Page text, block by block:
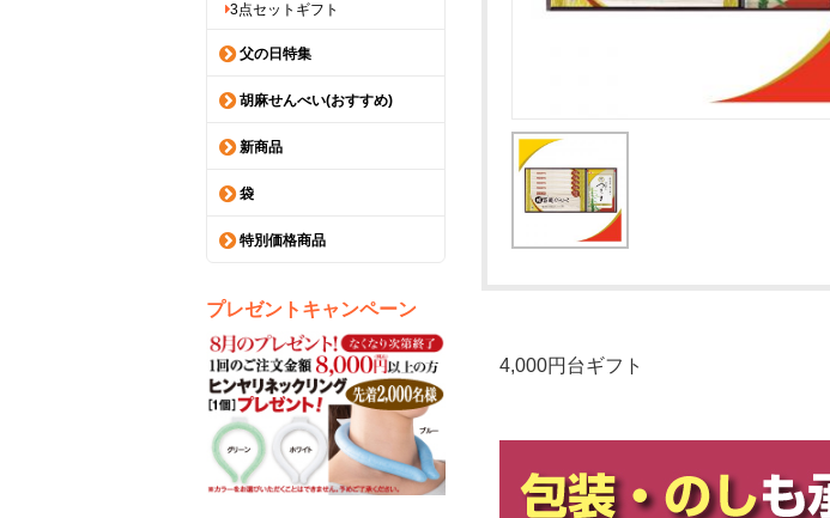
3点セットギフト
父の日特集
胡麻せんべい(おすすめ)
新商品
袋
特別価格商品
プレゼントキャンペーン
4,000円台ギフト